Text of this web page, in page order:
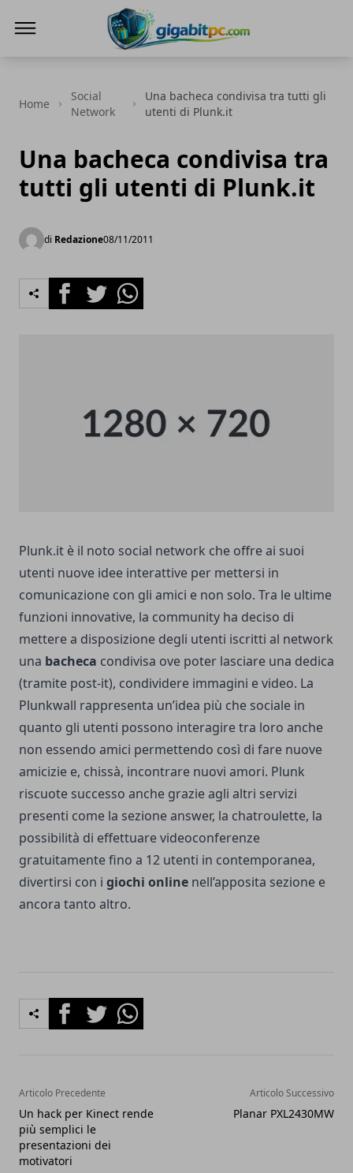
Home
Social
Network
Una bacheca condivisa tra tutti gli
utenti di Plunk.it
Una bacheca condivisa tra
tutti gli utenti di Plunk.it
di Redazione08/11/2011
FacebookTwitterWhatsapp
Plunk.it è il noto social network che offre ai suoi
utenti nuove idee interattive per mettersi in
comunicazione con gli amici e non solo. Tra le ultime
funzioni innovative, la community ha deciso di
mettere a disposizione degli utenti iscritti al network
una bacheca condivisa ove poter lasciare una dedica
(tramite post-it), condividere immagini e video. La
Plunkwall rappresenta un’idea più che sociale in
quanto gli utenti possono interagire tra loro anche
non essendo amici permettendo così di fare nuove
amicizie e, chissà, incontrare nuovi amori. Plunk
riscuote successo anche grazie agli altri servizi
presenti come la sezione answer, la chatroulette, la
possibilità di effettuare videoconferenze
gratuitamente fino a 12 utenti in contemporanea,
divertirsi con i giochi online nell’apposita sezione e
ancora tanto altro.
FacebookTwitterWhatsapp
Articolo Precedente
Un hack per Kinect rende
più semplici le
presentazioni dei
motivatori
Articolo Successivo
Planar PXL2430MW